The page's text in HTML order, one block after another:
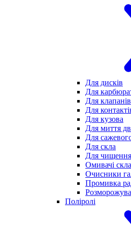
Для дисків
Для
Для клапанів
Для
Для кузова
Для миття
Для
Для скла
Для
Омивачі скла
Очисники
Промивка
Поліролі